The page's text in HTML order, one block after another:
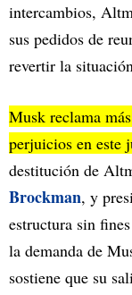
intercambios,
sus pedidos de
revertir la
Musk reclama
perjuicios en este
destitución de
Brockman, y
estructura sin
la demanda de
sostiene que su